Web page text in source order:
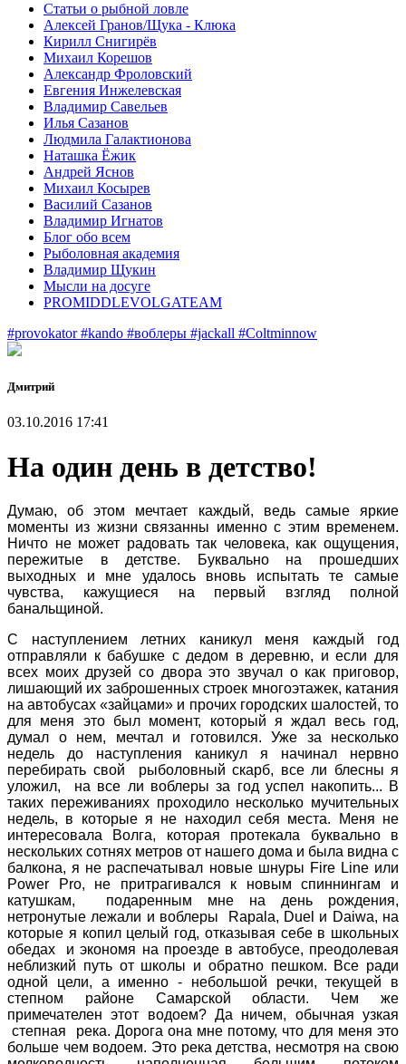
Статьи о рыбной ловле
Алексей Гранов/Щука - Клюка
Кирилл Снигирёв
Михаил Корешов
Александр Фроловский
Евгения Инжелевская
Владимир Савельев
Илья Сазанов
Людмила Галактионова
Наташка Ёжик
Андрей Яснов
Михаил Косырев
Василий Сазанов
Владимир Игнатов
Блог обо всем
Рыболовная академия
Владимир Щукин
Мысли на досуге
PROMIDDLEVOLGATEAM
#provokator#kando #воблеры #jackall #Coltminnow
Дмитрий
03.10.2016 17:41
На один день в детство!
Думаю, об этом мечтает каждый, ведь самые яркие
моменты из жизни связанны именно с этим временем.
Ничто не может радовать так человека, как ощущения,
пережитые в детстве. Буквально на прошедших
выходных и мне удалось вновь испытать те самые
чувства, кажущиеся на первый взгляд полной
банальщиной.
С наступлением летних каникул меня каждый год
отправляли к бабушке с дедом в деревню, и если для
всех моих друзей со двора это звучал о как приговор,
лишающий их заброшенных строек многоэтажек, катания
на автобусах «зайцами» и прочих городских шалостей, то
для меня это был момент, который я ждал весь год,
думал о нем, мечтал и готовился. Уже за несколько
недель до наступления каникул я начинал нервно
перебирать свой рыболовный скарб, все ли блесны я
уложил, на все ли воблеры за год успел накопить... В
таких переживаниях проходило несколько мучительных
недель, в которые я не находил себя места. Меня не
интересовала Волга, которая протекала буквально в
нескольких сотнях метров от нашего дома и была видна с
балкона, я не распечатывал новые шнуры Fire Line или
Power
Pro, не притрагивался к новым спиннингам и
катушкам, подаренным мне на день рождения,
нетронутые лежали и воблеры
Rapala, Duel и Daiwa, на
которые я копил целый год, отказывая себе в школьных
обедах и экономя на проезде в автобусе, преодолевая
неблизкий путь от школы и обратно пешком. Все ради
одной цели, а именно - небольшой речки, текущей в
степном районе Самарской области. Чем же
примечателен этот водоем? Да ничем, обычная узкая
степная река. Дорога она мне потому, что для меня это
больше чем водоем. Это река детства, несмотря на свою